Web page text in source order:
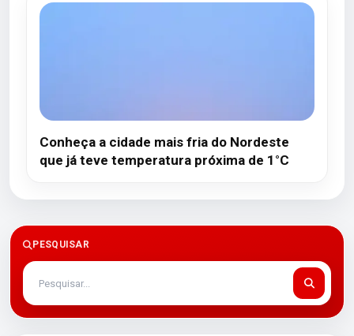
Conheça a cidade mais fria do Nordeste
que já teve temperatura próxima de 1°C
PESQUISAR